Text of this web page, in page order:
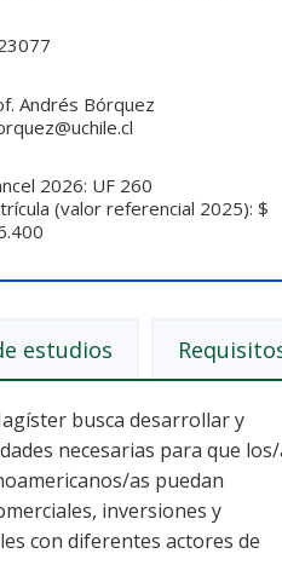
Andrés Bórquez
2026: UF 260
(valor referencial 2025): $
estudios
busca desarrollar y
necesarias para que
as puedan
inversiones y
con diferentes actores de